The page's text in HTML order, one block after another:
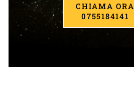
CHIAMA ORA
0755184141